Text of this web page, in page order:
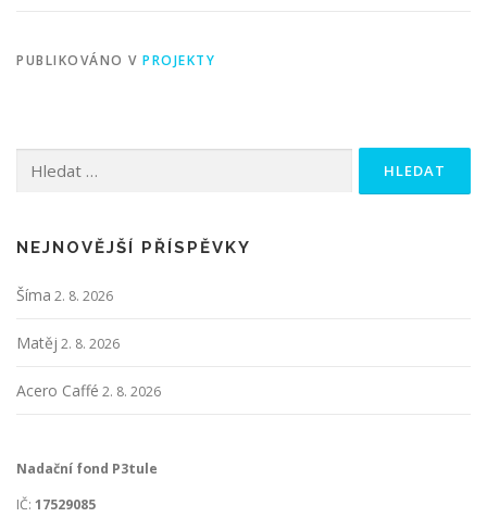
PUBLIKOVÁNO V PROJEKTY
NEJNOVĚJŠÍ PŘÍSPĚVKY
Šíma 2. 8. 2026
Matěj 2. 8. 2026
Acero Caffé 2. 8. 2026
Nadační fond P3tule
IČ: 17529085